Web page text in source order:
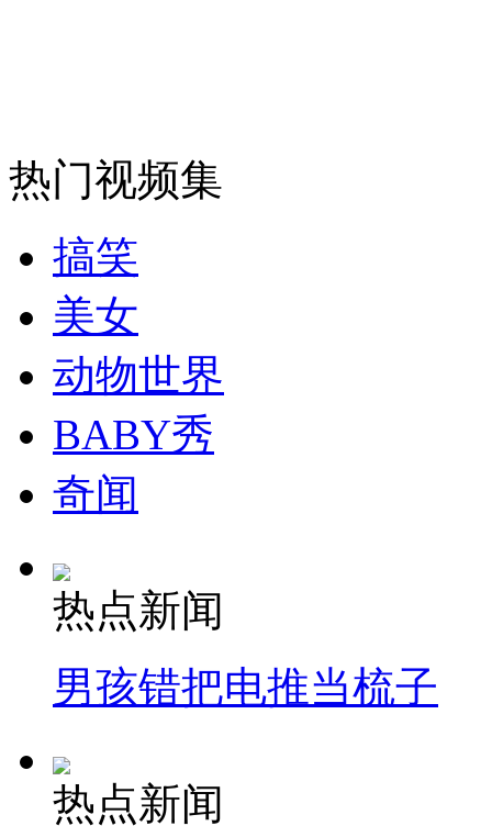
热门视频集
搞笑
美女
动物世界
BABY秀
奇闻
热点新闻
男孩错把电推当梳子
热点新闻